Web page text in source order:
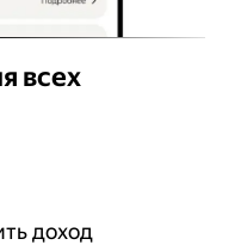
всех
доход